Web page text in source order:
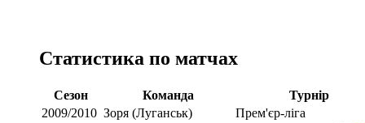
Статистика по матчах
Сезон Команда
Турнір
2009/2010 Зоря (Луганськ)
Прем'єр-ліга